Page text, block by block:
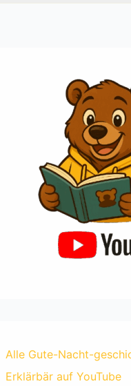
Alle Gute-Nacht-
Erklärbär auf YouTube